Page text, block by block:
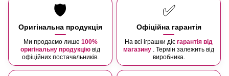
🛡️
Оригінальна продукція
Ми продаємо лише 100%
оригінальну продукцію від
офіційних постачальників.
✅
Офіційна гарантія
На всі іграшки діє гарантія від
магазину . Термін залежить від
виробника.